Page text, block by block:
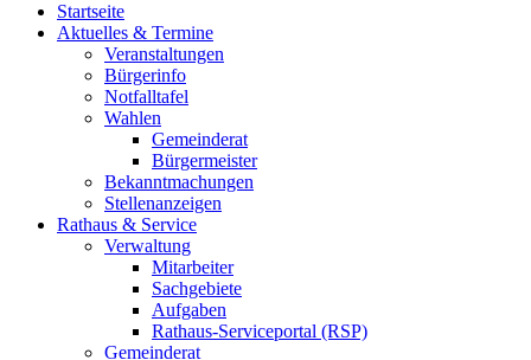
Startseite
Aktuelles & Termine
Veranstaltungen
Bürgerinfo
Notfalltafel
Wahlen
Gemeinderat
Bürgermeister
Bekanntmachungen
Stellenanzeigen
Rathaus & Service
Verwaltung
Mitarbeiter
Sachgebiete
Aufgaben
Rathaus-Serviceportal (RSP)
Gemeinderat